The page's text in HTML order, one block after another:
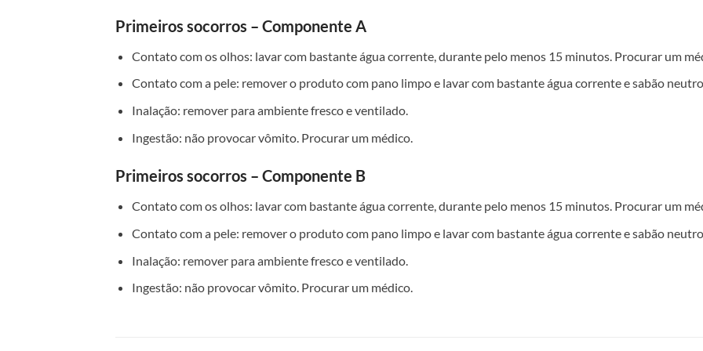
Primeiros socorros – Componente A
Contato com os olhos: lavar com bastante água corrente, durante pelo menos 15 minutos. Procurar um
Contato com a pele: remover o produto com pano limpo e lavar com bastante água corrente e sabão
Inalação: remover para ambiente fresco e ventilado.
Ingestão: não provocar vômito. Procurar um médico.
Primeiros socorros – Componente B
Contato com os olhos: lavar com bastante água corrente, durante pelo menos 15 minutos. Procurar um
Contato com a pele: remover o produto com pano limpo e lavar com bastante água corrente e sabão
Inalação: remover para ambiente fresco e ventilado.
Ingestão: não provocar vômito. Procurar um médico.